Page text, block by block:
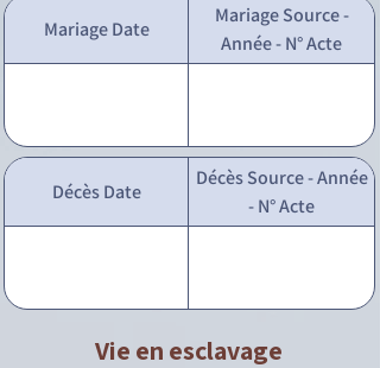
Mariage Date
Mariage Source -
Année - N° Acte
Décès Date
Décès Source - Année
- N° Acte
Vie en esclavage